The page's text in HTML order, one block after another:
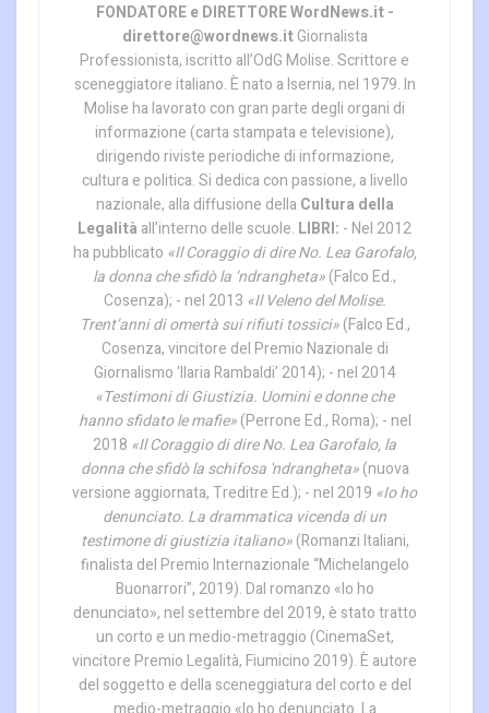
FONDATORE e DIRETTORE WordNews.it -
direttore@wordnews.itGiornalista
Professionista, iscritto all’OdG Molise. Scrittore e
sceneggiatore italiano. È nato a Isernia, nel 1979. In
Molise ha lavorato con gran parte degli organi di
informazione (carta stampata e televisione),
dirigendo riviste periodiche di informazione,
cultura e politica. Si dedica con passione, a livello
nazionale, alla diffusione della Cultura della
Legalità all’interno delle scuole. LIBRI: - Nel 2012
ha pubblicato «Il Coraggio di dire No. Lea Garofalo,
la donna che sfidò la ‘ndrangheta»(Falco Ed.,
Cosenza); - nel 2013 «Il Veleno del Molise.
Trent’anni di omertà sui rifiuti tossici»(Falco Ed.,
Cosenza, vincitore del Premio Nazionale di
Giornalismo ‘Ilaria Rambaldi’ 2014); - nel 2014
«Testimoni di Giustizia. Uomini e donne che
hanno sfidato le mafie»(Perrone Ed., Roma); - nel
2018 «Il Coraggio di dire No. Lea Garofalo, la
donna che sfidò la schifosa 'ndrangheta»(nuova
versione aggiornata, Treditre Ed.); - nel 2019 «Io ho
denunciato. La drammatica vicenda di un
testimone di giustizia italiano»(Romanzi Italiani,
finalista del Premio Internazionale “Michelangelo
Buonarrori”, 2019). Dal romanzo «Io ho
denunciato», nel settembre del 2019, è stato tratto
un corto e un medio-metraggio (CinemaSet,
vincitore Premio Legalità, Fiumicino 2019). È autore
del soggetto e della sceneggiatura del corto e del